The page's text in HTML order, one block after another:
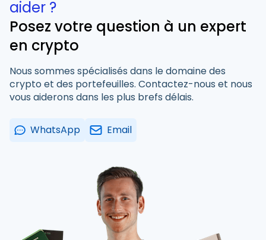
aider ?
Posez votre question à un expert
en crypto
Nous sommes spécialisés dans le domaine des
crypto et des portefeuilles. Contactez-nous et nous
vous aiderons dans les plus brefs délais.
WhatsApp Email